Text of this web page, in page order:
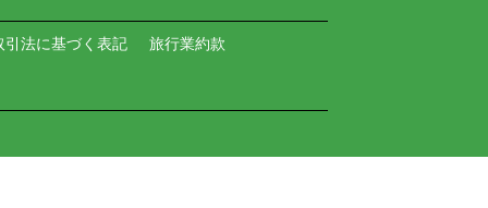
引法に基づく表記 旅行業約款